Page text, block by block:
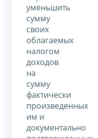
уменьшить
сумму
своих
облагаемых
налогом
доходов
на
сумму
фактически
произведенных
им и
документально